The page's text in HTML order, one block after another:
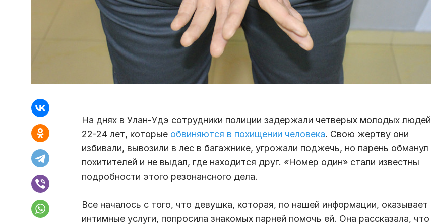
На днях в Улан-Удэ сотрудники полиции задержали четверых молодых людей
22-24 лет, которые обвиняются в похищении человека. Свою жертву они
избивали, вывозили в лес в багажнике, угрожали поджечь, но парень обманул
похитителей и не выдал, где находится друг. «Номер один» стали известны
подробности этого резонансного дела.
Все началось с того, что девушка, которая, по нашей информации, оказывает
интимные услуги, попросила знакомых парней помочь ей. Она рассказала, что